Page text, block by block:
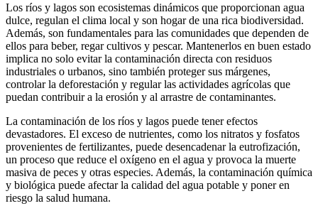
Los ríos y lagos son ecosistemas dinámicos que proporcionan agua
dulce, regulan el clima local y son hogar de una rica biodiversidad.
Además, son fundamentales para las comunidades que dependen de
ellos para beber, regar cultivos y pescar. Mantenerlos en buen estado
implica no solo evitar la contaminación directa con residuos
industriales o urbanos, sino también proteger sus márgenes,
controlar la deforestación y regular las actividades agrícolas que
puedan contribuir a la erosión y al arrastre de contaminantes.
La contaminación de los ríos y lagos puede tener efectos
devastadores. El exceso de nutrientes, como los nitratos y fosfatos
provenientes de fertilizantes, puede desencadenar la eutrofización,
un proceso que reduce el oxígeno en el agua y provoca la muerte
masiva de peces y otras especies. Además, la contaminación química
y biológica puede afectar la calidad del agua potable y poner en
riesgo la salud humana.